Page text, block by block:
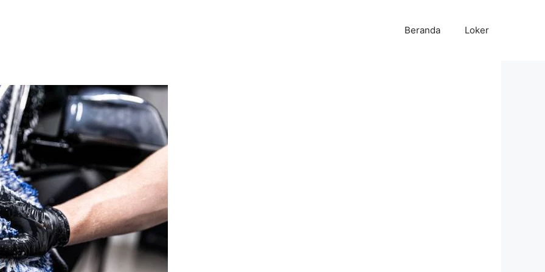
Beranda Loker